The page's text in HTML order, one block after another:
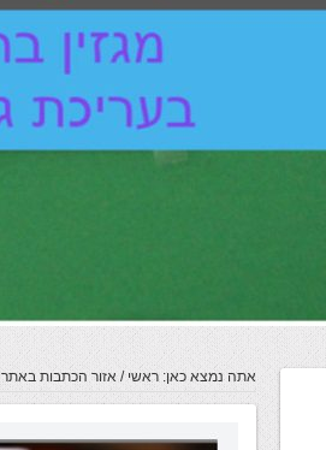
אתה נמצא כאן: ראשי / אזור הכתבות באתר